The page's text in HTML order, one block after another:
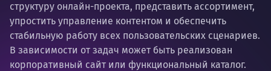
структуру онлайн-проекта, представить ассортимент,
упростить управление контентом и обеспечить
стабильную работу всех пользовательских сценариев.
В зависимости от задач может быть реализован
корпоративный сайт или функциональный каталог.